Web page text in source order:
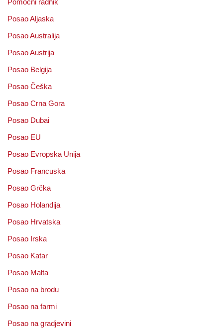
Posao Aljaska
Posao Australija
Posao Austrija
Posao Belgija
Posao Češka
Posao Crna Gora
Posao Dubai
Posao EU
Posao Evropska Unija
Posao Francuska
Posao Grčka
Posao Holandija
Posao Hrvatska
Posao Irska
Posao Katar
Posao Malta
Posao na brodu
Posao na farmi
Posao na gradjevini